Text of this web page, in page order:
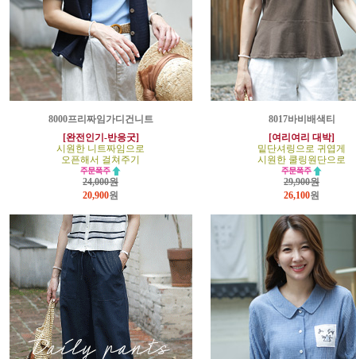
8000프리짜임가디건니트
[완전인기-반응굿]
시원한 니트짜임으로
오픈해서 걸쳐주기
24,000원
20,900원
8017바비배색티
[여리여리 대박]
밑단셔링으로 귀엽게
시원한 쿨링원단으로
29,900원
26,100원